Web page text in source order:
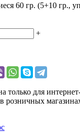
60 гр. (5+10 гр.,
+
только для
розничных